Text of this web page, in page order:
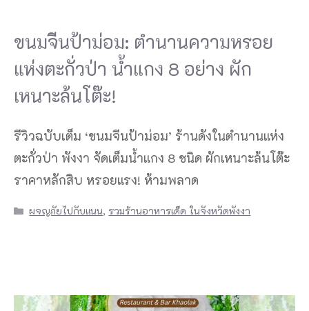
ขนมจีนป้าม่อม: ตำนานความหรอย
แห่งตะกั่วป่า น้ำแกง 8 อย่าง ผัก
เหนาะล้นโต๊ะ!
รีวิวฉบับเต็ม ‘ขนมจีนป้าม่อม’ ร้านดังในตำนานแห่ง
ตะกั่วป่า พังงา จัดเต็มน้ำแกง 8 ชนิด ผักเหนาะล้นโต๊ะ
ราคาหลักสิบ หรอยแรง! ห้ามพลาด
Categories
ผจญภัยไปกับแนน, รวมร้านอาหารเด็ด ในจังหวัดพังงา